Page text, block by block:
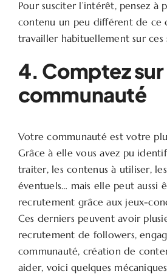
Pour susciter l’intérêt, pensez à
contenu un peu différent de ce
travailler habituellement sur ces
4. Comptez
communauté
Votre communauté est votre
Grâce à elle vous avez pu
traiter, les contenus à utiliser,
éventuels… mais elle peut aussi
recrutement grâce aux jeux-
Ces derniers peuvent avoir
recrutement de followers,
communauté, création de
aider, voici quelques